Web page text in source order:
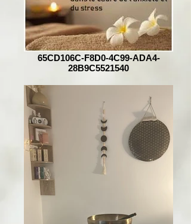
65CD106C-F8D0-4C99-ADA4-
28B9C5521540